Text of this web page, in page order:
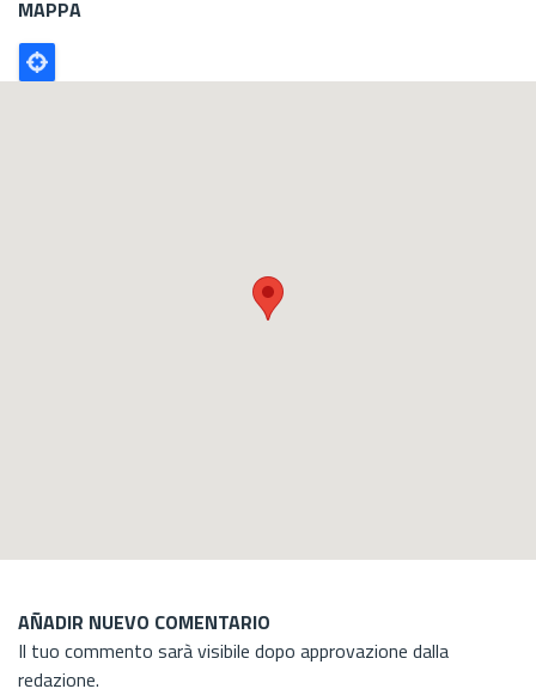
MAPPA
Poligono
GEO
AÑADIR NUEVO COMENTARIO
Il tuo commento sarà visibile dopo approvazione dalla
redazione.